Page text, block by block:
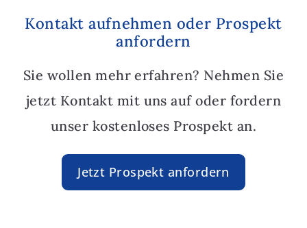
Kontakt aufnehmen oder Prospekt
anfordern
Sie wollen mehr erfahren? Nehmen Sie
jetzt Kontakt mit uns auf oder fordern
unser kostenloses Prospekt an.
Jetzt Prospekt anfordern